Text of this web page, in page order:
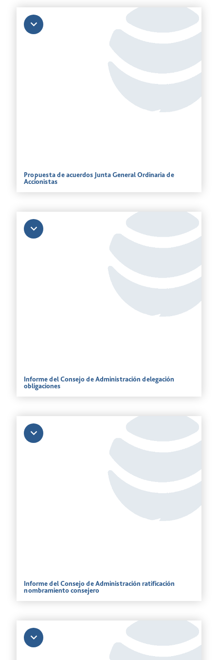
Propuesta de acuerdos Junta General Ordinaria de
Accionistas
Informe del Consejo de Administración delegación
obligaciones
Informe del Consejo de Administración ratificación
nombramiento consejero